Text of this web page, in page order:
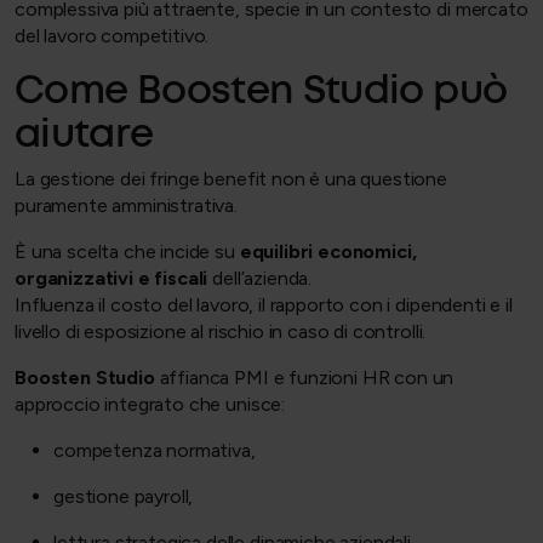
complessiva più attraente, specie in un contesto di mercato
del lavoro competitivo.
Come Boosten Studio può
aiutare
La gestione dei fringe benefit non è una questione
puramente amministrativa.
È una scelta che incide su equilibri economici,
organizzativi e fiscali dell’azienda.
Influenza il costo del lavoro, il rapporto con i dipendenti e il
livello di esposizione al rischio in caso di controlli.
Boosten Studio affianca PMI e funzioni HR con un
approccio integrato che unisce:
competenza normativa,
gestione payroll,